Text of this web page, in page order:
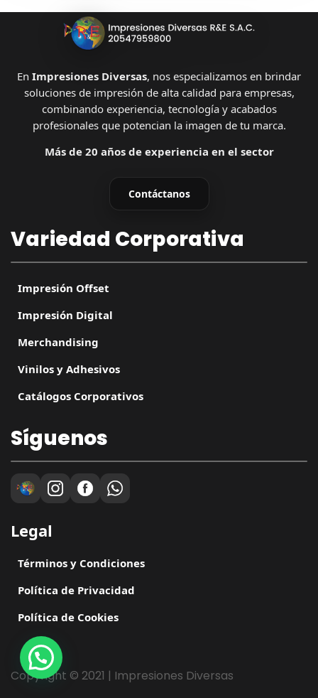
En Impresiones Diversas, nos especializamos en brindar
soluciones de impresión de alta calidad para empresas,
combinando experiencia, tecnología y acabados
profesionales que potencian la imagen de tu marca.
Más de 20 años de experiencia en el sector
Contáctanos
Variedad Corporativa
Impresión Offset
Impresión Digital
Merchandising
Vinilos y Adhesivos
Catálogos Corporativos
Síguenos
Legal
Términos y Condiciones
Política de Privacidad
Política de Cookies
Copyright © 2021 | Impresiones Diversas